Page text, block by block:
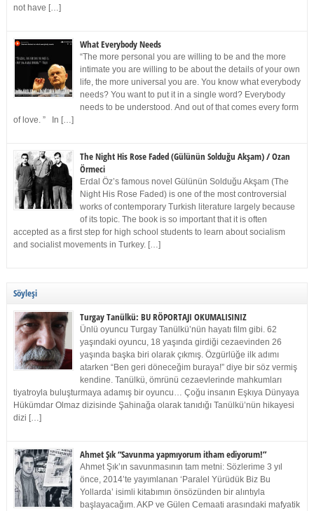
not have […]
What Everybody Needs
“The more personal you are willing to be and the more
intimate you are willing to be about the details of your own
life, the more universal you are. You know what everybody
needs? You want to put it in a single word? Everybody
needs to be understood. And out of that comes every form
of love. ” In […]
The Night His Rose Faded (Gülünün Solduğu Akşam) / Ozan
Örmeci
Erdal Öz’s famous novel Gülünün Solduğu Akşam (The
Night His Rose Faded) is one of the most controversial
works of contemporary Turkish literature largely because
of its topic. The book is so important that it is often
accepted as a first step for high school students to learn about socialism
and socialist movements in Turkey. […]
Söyleşi
Turgay Tanülkü: BU RÖPORTAJI OKUMALISINIZ
Ünlü oyuncu Turgay Tanülkü’nün hayatı film gibi. 62
yaşındaki oyuncu, 18 yaşında girdiği cezaevinden 26
yaşında başka biri olarak çıkmış. Özgürlüğe ilk adımı
atarken “Ben geri döneceğim buraya!” diye bir söz vermiş
kendine. Tanülkü, ömrünü cezaevlerinde mahkumları
tiyatroyla buluşturmaya adamış bir oyuncu… Çoğu insanın Eşkıya Dünyaya
Hükümdar Olmaz dizisinde Şahinağa olarak tanıdığı Tanülkü’nün hikayesi
dizi […]
Ahmet Şık “Savunma yapmıyorum itham ediyorum!”
Ahmet Şık’ın savunmasının tam metni: Sözlerime 3 yıl
önce, 2014’te yayımlanan ‘Paralel Yürüdük Biz Bu
Yollarda’ isimli kitabımın önsözünden bir alıntıyla
başlayacağım. AKP ve Gülen Cemaati arasındaki mafyatik